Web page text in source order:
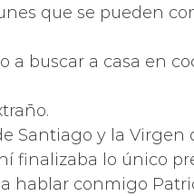
que se pueden
buscar a casa en
Santiago y la Virgen
finalizaba lo único
hablar conmigo